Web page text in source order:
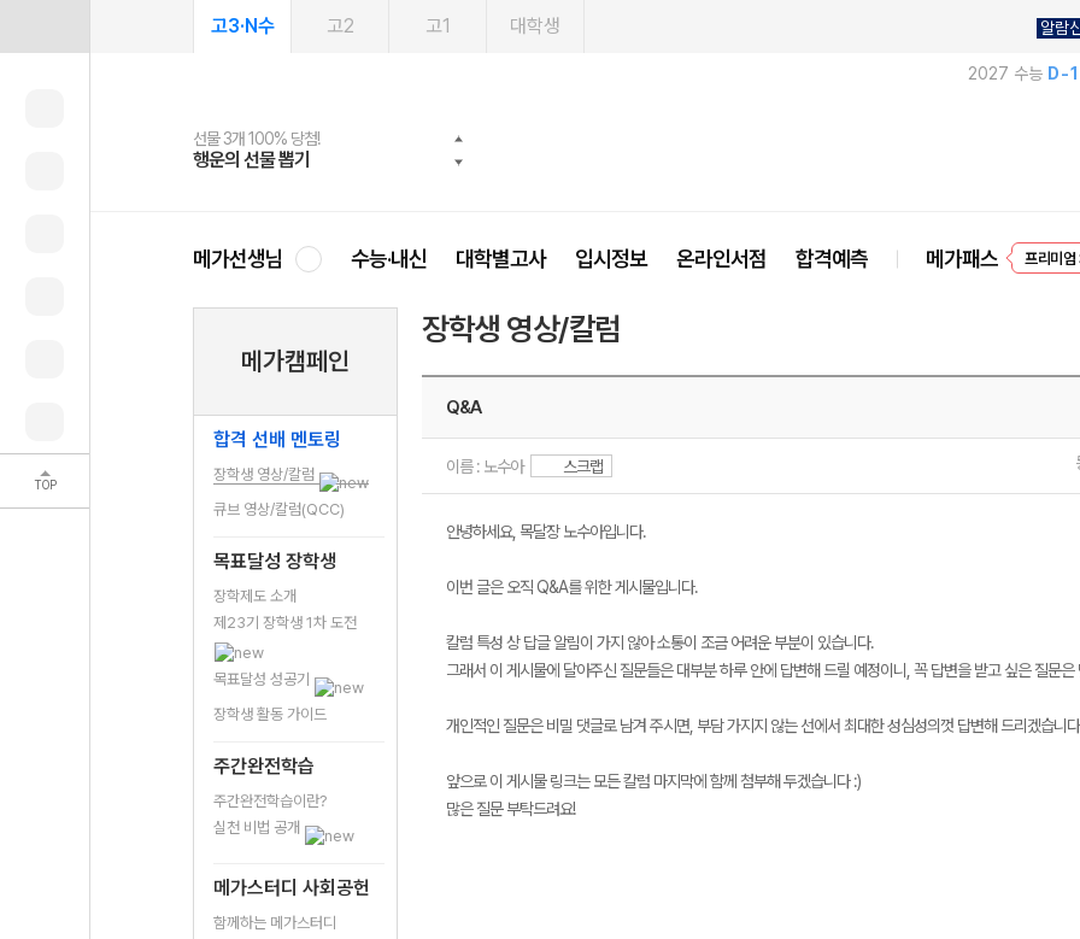
TOP
고3·N수 고2 고1 대학생 알람
2027 수능 D-
메가스터디
선물 3개 100% 당첨!
행운의 선물 뽑기
선물 100% 증정!
메가스터디 X 올리브
여름방학 스터디 캐시백
메가런 썸머스쿨
2027 러셀 단과
강사 공개선발
스마트러닝앱
설문 EVENT
메가패스
3일 무료 체험권
메가패스 수강생 무료혜택!
메가클럽 멤버십
사회공헌 캠페인
희망이룸 메가나눔
메가선생님 수능·내신 대학별고사 입시정보 온라인서점 합격예측 메가패스
프리미
메가캠페인
합격 선배 멘토링
장학생 영상/칼럼
큐브 영상/칼럼(QCC)
목표달성 장학생
장학제도 소개
제23기 장학생 1차 도전
목표달성 성공기
장학생 활동 가이드
주간완전학습
주간완전학습이란?
실천 비법 공개
메가스터디 사회공헌
함께하는 메가스터디
장학생 영상/칼럼
Q&A
이름 : 노수아 스크랩
안녕하세요, 목달장 노수아입니다.
이번 글은 오직 Q&A를 위한 게시물입니다.
칼럼 특성 상 답글 알림이 가지 않아 소통이 조금 어려운 부분이 있습니다.
그래서 이 게시물에 달아주신 질문들은 대부분 하루 안에 답변해 드릴 예정이니, 꼭 답변을 받고 싶은 질문은
개인적인 질문은 비밀 댓글로 남겨 주시면, 부담 가지지 않는 선에서 최대한 성심성의껏 답변해 드리겠습니
앞으로 이 게시물 링크는 모든 칼럼 마지막에 함께 첨부해 두겠습니다 :)
많은 질문 부탁드려요!